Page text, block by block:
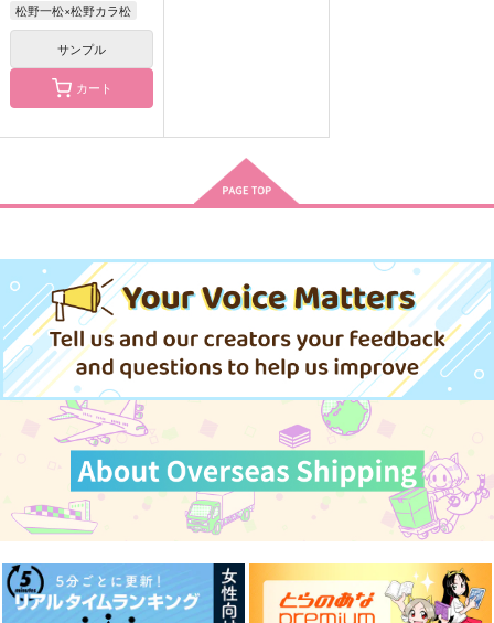
松野一松×松野カラ松
サンプル
カート